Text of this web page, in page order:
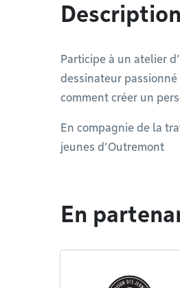
Description
Participe à un atelier
dessinateur passionné
comment créer un
En compagnie de la
jeunes d’Outremont
En